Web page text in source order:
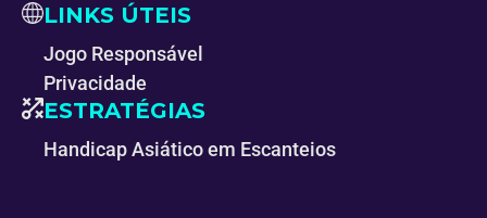
LINKS ÚTEIS
Jogo Responsável
Privacidade
ESTRATÉGIAS
Handicap Asiático em Escanteios